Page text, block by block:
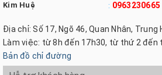
Kim Huệ : 0963230665
Địa chỉ: Số 17, Ngõ 46, Quan Nhân, Trung
Làm việc: từ 8h đến 17h30, từ thứ 2 đến
Bản đồ chỉ đường